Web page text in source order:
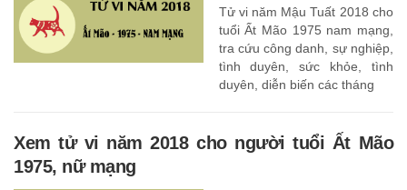
Tử vi năm Mậu Tuất 2018 cho
tuổi Ất Mão 1975 nam mạng,
tra cứu công danh, sự nghiệp,
tình duyên, sức khỏe, tình
duyên, diễn biến các tháng
Xem tử vi năm 2018 cho người tuổi Ất Mão
1975, nữ mạng